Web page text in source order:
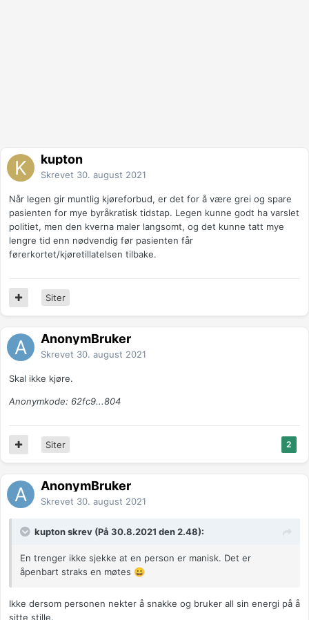
kupton
Skrevet 30. august 2021
Når legen gir muntlig kjøreforbud, er det for å være grei og spare
pasienten for mye byråkratisk tidstap. Legen kunne godt ha varslet
politiet, men den kverna maler langsomt, og det kunne tatt mye
lengre tid enn nødvendig før pasienten får
førerkortet/kjøretillatelsen tilbake.
Siter
AnonymBruker
Skrevet 30. august 2021
Skal ikke kjøre.
Anonymkode: 62fc9...804
2
Siter
AnonymBruker
Skrevet 30. august 2021
kupton skrev (På 30.8.2021 den 2.48):
En trenger ikke sjekke at en person er manisk. Det er
åpenbart straks en møtes 😀
Ikke dersom personen nekter å snakke og bruker all sin energi på å
sitte stille.